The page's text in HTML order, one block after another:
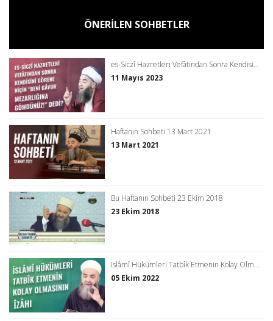
ÖNERİLEN SOHBETLER
es-Siczî Hazretleri Vefâtından Sonra Kendisi...
11 Mayıs 2023
Haftanın Sohbeti 13 Mart 2021
13 Mart 2021
Bu Haftanın Sohbeti 23 Ekim 2018
23 Ekim 2018
İslâmî Hükümleri Tatbîk Etmenin Kolay Olm...
05 Ekim 2022